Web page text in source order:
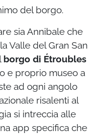
del borgo.
sia Annibale che
Valle del Gran San
borgo di Étroubles
e proprio museo a
ad ogni angolo
risalenti al
si intreccia alle
app specifica che